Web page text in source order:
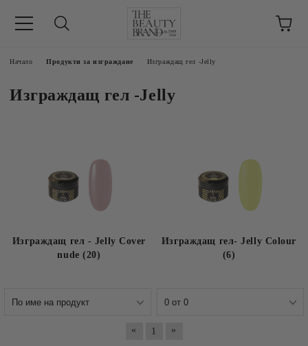
Начало Продукти за изграждане Изграждащ гел -Jelly
Изграждащ гел -Jelly
Изграждащ гел - Jelly Cover
nude (20)
Изграждащ гел- Jelly Colour
(6)
« 1 »